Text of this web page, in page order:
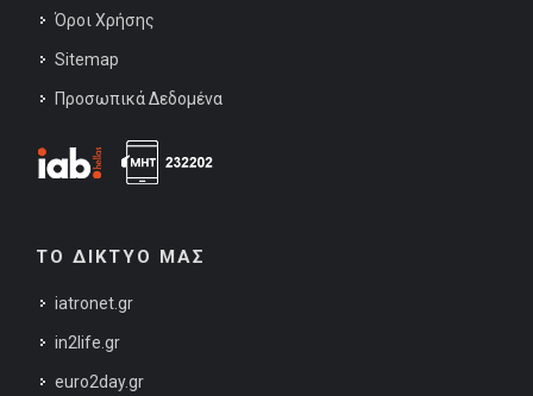
Όροι Χρήσης
Sitemap
Προσωπικά Δεδομένα
ΤΟ ΔΙΚΤΥΟ ΜΑΣ
iatronet.gr
in2life.gr
euro2day.gr